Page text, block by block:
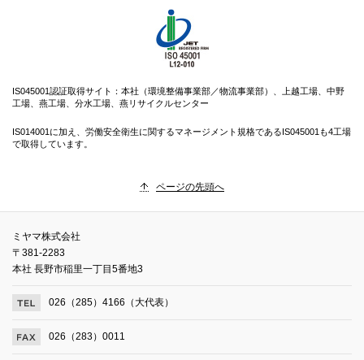
IS045001認証取得サイト：本社（環境整備事業部／物流事業部）、上越工場、中野
工場、燕工場、分水工場、燕リサイクルセンター
IS014001に加え、労働安全衛生に関するマネージメント規格であるIS045001も4工場
で取得しています。
ページの先頭へ
ミヤマ株式会社
〒381-2283
本社 長野市稲里一丁目5番地3
026（285）4166（大代表）
026（283）0011